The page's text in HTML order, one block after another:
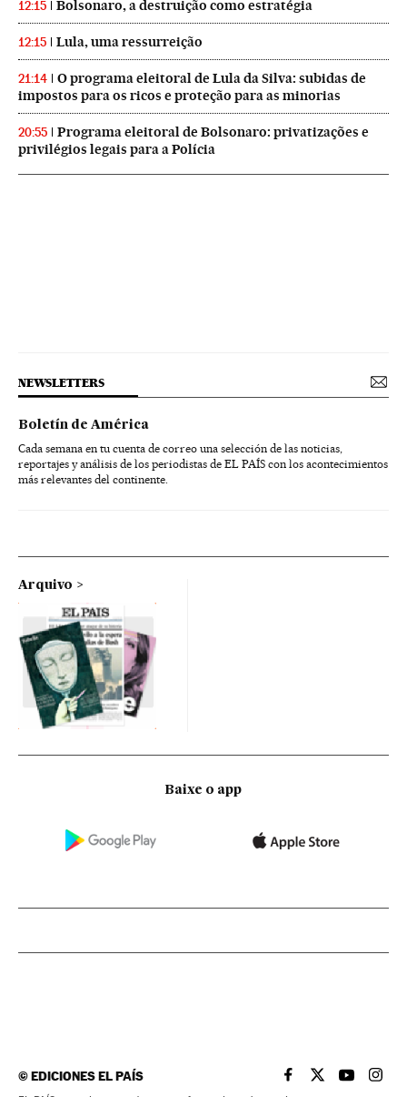
12:15 Bolsonaro, a destruição como estratégia
12:15 Lula, uma ressurreição
21:14
O programa eleitoral de Lula da Silva: subidas de
impostos para os ricos e proteção para as minorias
20:55
Programa eleitoral de Bolsonaro: privatizações e
privilégios legais para a Polícia
NEWSLETTERS
Boletín de América
Cada semana en tu cuenta de correo una selección de las noticias,
reportajes y análisis de los periodistas de EL PAÍS con los acontecimientos
más relevantes del continente.
Arquivo
Baixe o app
©EDICIONES EL PAÍS EL PAÍS BRASIL EN
EL PAÍSEL PAÍS
EL